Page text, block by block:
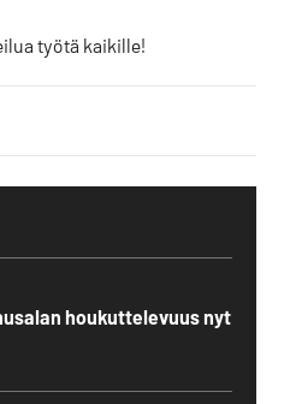
työtä kaikille!
houkuttelevuus nyt